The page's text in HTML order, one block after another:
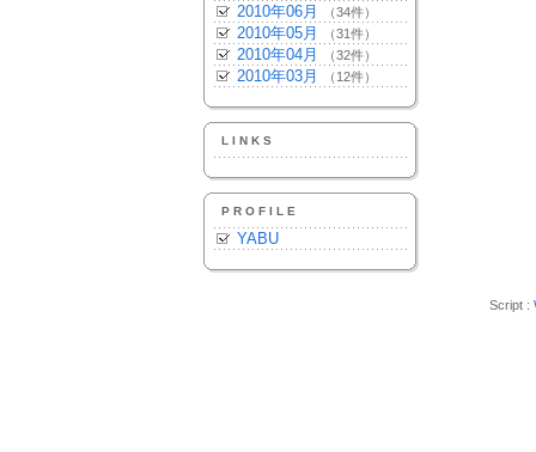
2010年06月 （34件）
2010年05月 （31件）
2010年04月 （32件）
2010年03月 （12件）
LINKS
PROFILE
YABU
Script :